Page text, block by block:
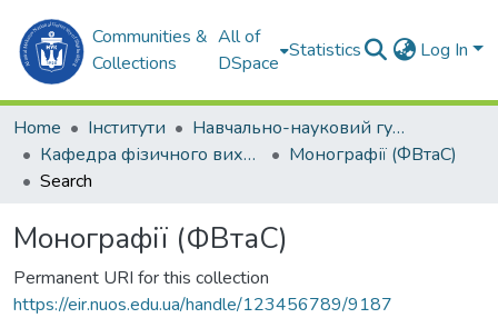
Communities &
Collections
All of
DSpace
Statistics Log In
Home Інститути
Навчально-науковий гуманітарний інститут (ННГІ)
Кафедра фізичного виховання та спорту (ФВтаС)
Монографії (ФВтаС)
Search
Монографії (ФВтаС)
Permanent URI for this collection
https://eir.nuos.edu.ua/handle/123456789/9187